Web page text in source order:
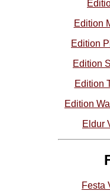
Edition
Edition
Edition
Edition
Edition
Eldur
Festa